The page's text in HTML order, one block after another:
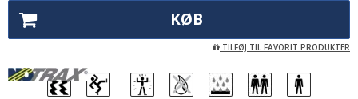
KØB
TILFØJ TIL FAVORIT PRODUKTER